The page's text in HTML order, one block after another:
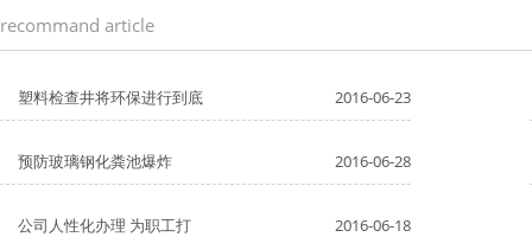
recommand article
塑料检查井将环保进行到底 2016-06-23
预防玻璃钢化粪池爆炸 2016-06-28
公司人性化办理 为职工打 2016-06-18